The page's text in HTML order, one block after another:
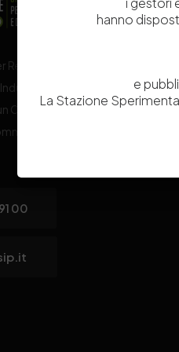
Regio Decreto nel 1885, la
delle Pelli e delle materie
Organismo di Ricerca Nazionale
di Napoli, Toscana Nord-
00
hanno
e
La Stazione